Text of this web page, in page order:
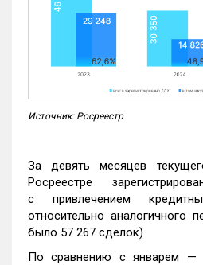
Источник: Росреестр
За девять месяцев
Росреестре
с привлечением
относительно аналогичного
было 57 267 сделок).
По сравнению с январем —